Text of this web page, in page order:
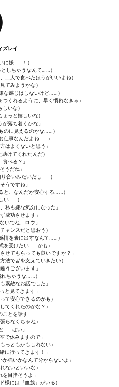
(Русские субтитры)
Physics)
(with Physics)
Physics)
(with Physics)
(with Physics)
ズレイ
に嫌……！）
としちゃうなんて……）
二人で食べたほうがいいよね）
てみようかな）
な感じはしないけど……）
くれるように、早く慣れなきゃ）
しいな）
ょっと嬉しいな）
が落ち着くかな」
のに見えるのかな……）
仕事なんだよね……）
はよくないと思う」
けてくれたんだ）
食べる？」
うだね」
り合いみたいだし……）
うですね」
と、なんだか安心する……）
い……）
私も嫌な気分になった」
成功させます」
いでね、ロウ」
ャンスだと思おう）
情を表に出すなんて……）
を受けたい……かも）
せてもらっても良いですか？」
法で皆を支えていきたい）
うございます」
れちゃうな……）
素敵なお話でした」
と見てきます」
て安心できるのかも）
てくれたのかな？）
ことを話す
らなくちゃね）
……はい」
で休みますので」
っともかもしれない）
に行ってきます！」
か強いかなんて分からないよ」
ないといいな）
を目指そうよ」
様には『血族』がいる）